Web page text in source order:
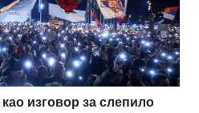
изговор за слепило